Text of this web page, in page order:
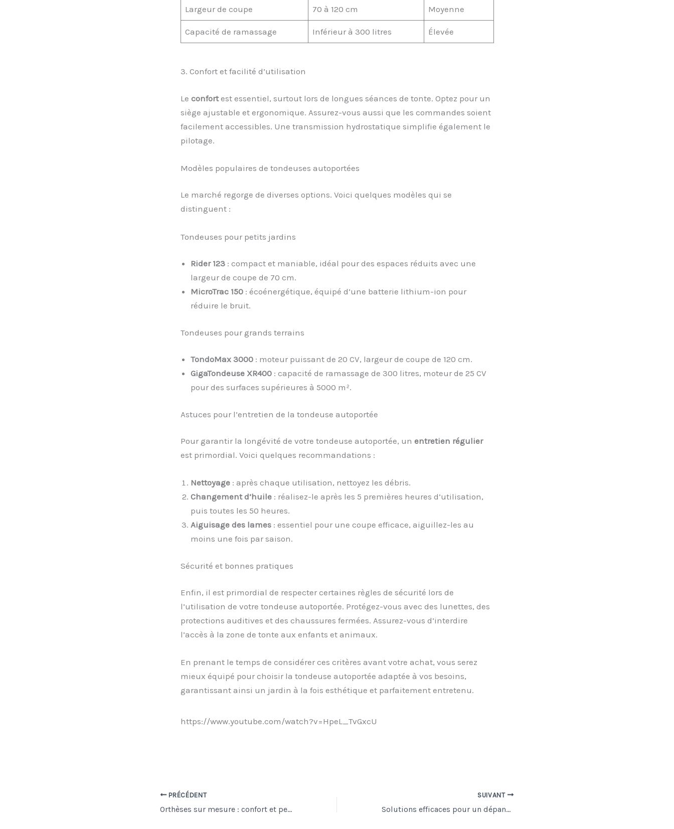
Largeur de coupe 70 à 120 cm Moyenne
Capacité de ramassage Inférieur à 300 litres Élevée
3. Confort et facilité d’utilisation
Le confortest essentiel, surtout lors de longues séances de tonte. Optez pour un
siège ajustable et ergonomique. Assurez-vous aussi que les commandes soient
facilement accessibles. Une transmission hydrostatique simplifie également le
pilotage.
Modèles populaires de tondeuses autoportées
Le marché regorge de diverses options. Voici quelques modèles qui se
distinguent :
Tondeuses pour petits jardins
Rider 123: compact et maniable, idéal pour des espaces réduits avec une
largeur de coupe de 70 cm.
MicroTrac 150: écoénergétique, équipé d’une batterie lithium-ion pour
réduire le bruit.
Tondeuses pour grands terrains
TondoMax 3000: moteur puissant de 20 CV, largeur de coupe de 120 cm.
GigaTondeuse XR400: capacité de ramassage de 300 litres, moteur de 25 CV
pour des surfaces supérieures à 5000 m².
Astuces pour l’entretien de la tondeuse autoportée
Pour garantir la longévité de votre tondeuse autoportée, un entretien régulier
est primordial. Voici quelques recommandations :
Nettoyage: après chaque utilisation, nettoyez les débris.
Changement d’huile: réalisez-le après les 5 premières heures d’utilisation,
puis toutes les 50 heures.
Aiguisage des lames: essentiel pour une coupe efficace, aiguillez-les au
moins une fois par saison.
Sécurité et bonnes pratiques
Enfin, il est primordial de respecter certaines règles de sécurité lors de
l’utilisation de votre tondeuse autoportée. Protégez-vous avec des lunettes, des
protections auditives et des chaussures fermées. Assurez-vous d’interdire
l’accès à la zone de tonte aux enfants et animaux.
En prenant le temps de considérer ces critères avant votre achat, vous serez
mieux équipé pour choisir la tondeuse autoportée adaptée à vos besoins,
garantissant ainsi un jardin à la fois esthétique et parfaitement entretenu.
https://www.youtube.com/watch?v=HpeL_TvGxcU
PRÉCÉDENT
Orthèses sur mesure : confort et performance garantis
SUIVANT
Solutions efficaces pour un dépannage électrique durable